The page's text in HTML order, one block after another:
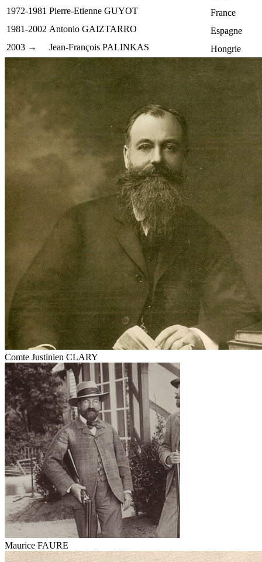
1972-1981 Pierre-Etienne GUYOT
France
1981-2002 Antonio GAIZTARRO
Espagne
2003 →
Jean-François PALINKAS Hongrie
Comte Justinien CLARY
Maurice FAURE